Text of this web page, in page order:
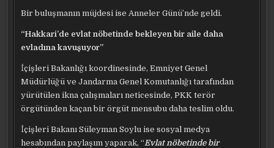
Bir buluşmanın müjdesi ise Anneler Günü’nde geldi.
“Hakkari’de evlat nöbetinde bekleyen bir aile daha
evladına kavuşuyor”
İçişleri Bakanlığı koordinesinde, Emniyet Genel
Müdürlüğü ve Jandarma Genel Komutanlığı tarafından
yürütülen ikna çalışmaları neticesinde, PKK terör
örgütünden kaçan bir örgüt mensubu daha teslim oldu.
İçişleri Bakanı Süleyman Soylu ise sosyal medya
hesabından paylaşım yaparak, “Evlat nöbetinde bir